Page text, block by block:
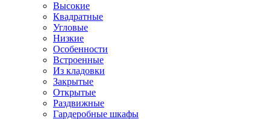
Высокие
Квадратные
Угловые
Низкие
Особенности
Встроенные
Из кладовки
Закрытые
Открытые
Раздвижные
Гардеробные шкафы